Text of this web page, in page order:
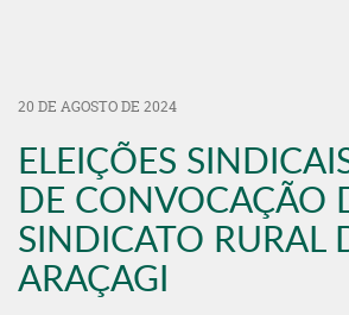
20 DE AGOSTO DE 2024
ELEIÇÕES
DE CONVOCAÇÃO
SINDICATO RURAL
ARAÇAGI